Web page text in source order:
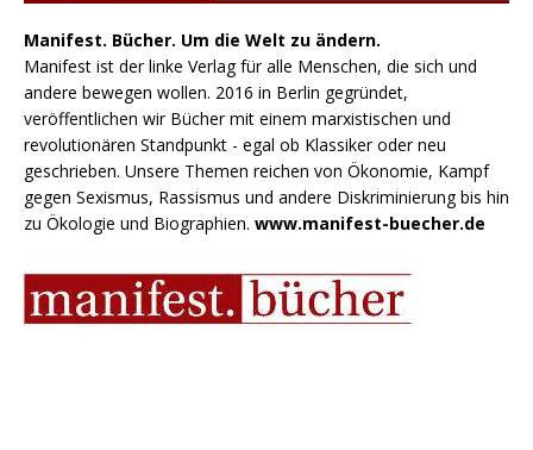
Manifest. Bücher. Um die Welt zu ändern.
Manifest ist der linke Verlag für alle Menschen, die sich und
andere bewegen wollen. 2016 in Berlin gegründet,
veröffentlichen wir Bücher mit einem marxistischen und
revolutionären Standpunkt - egal ob Klassiker oder neu
geschrieben. Unsere Themen reichen von Ökonomie, Kampf
gegen Sexismus, Rassismus und andere Diskriminierung bis hin
zu Ökologie und Biographien. www.manifest-buecher.de